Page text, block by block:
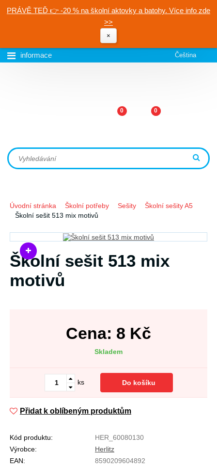
PRÁVĚ TEĎ 👉 -20 % na školní aktovky a batohy. Více info zde
>>
×
informace Čeština
0 0
Úvodní stránka Školní potřeby Sešity
Školní sešity A5
Školní sešit 513 mix motivů
Školní sešit 513 mix
motivů
Cena: 8 Kč
Skladem
ks Do košíku
Přidat k oblíbeným produktům
Kód produktu:
HER_60080130
Výrobce:
Herlitz
EAN:
8590209604892